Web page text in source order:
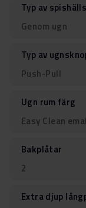
Typ av
Genom ugn
Typ av
Push-Pull
Ugn rum färg
Easy Clean
Bakplåtar
2
Extra djup